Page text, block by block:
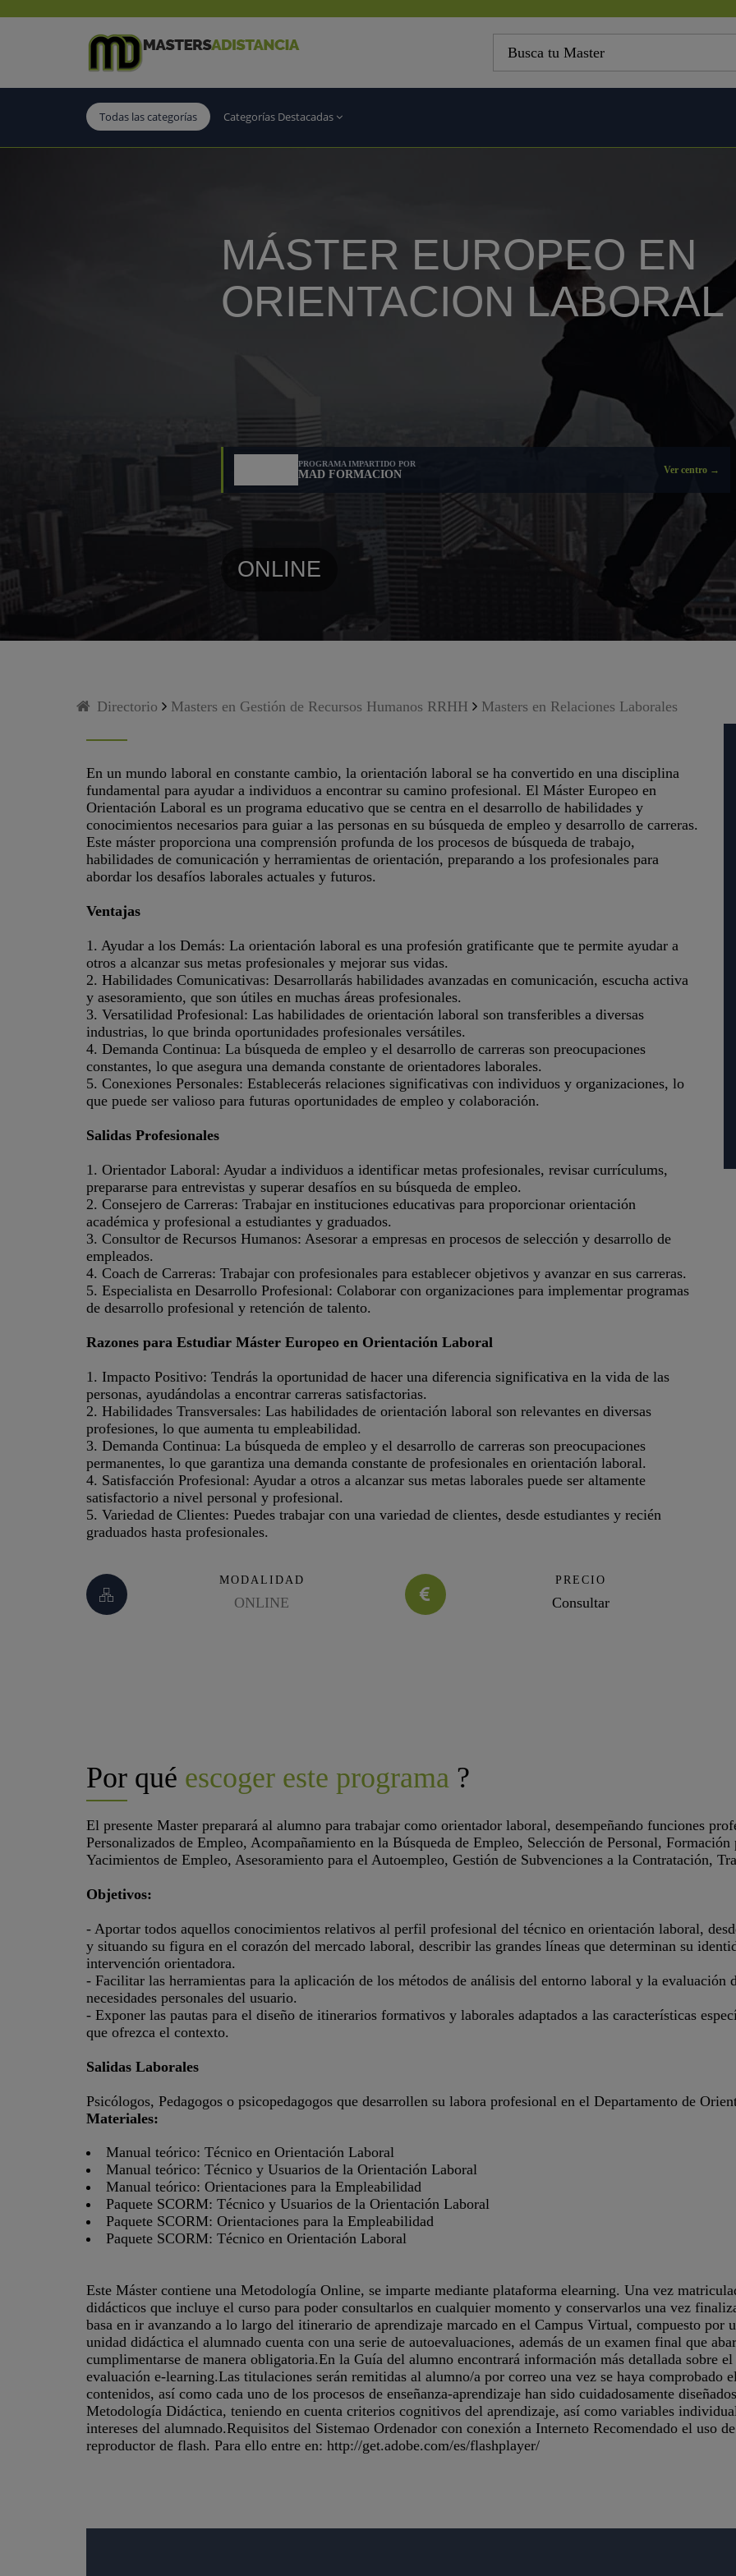
Todas las categorías Categorías Destacadas
MÁSTER EUROPEO EN
ORIENTACION LABORAL
PROGRAMA IMPARTIDO POR
MAD FORMACION Ver centro →
ONLINE
Directorio Masters en Gestión de Recursos Humanos RRHH Masters en Relaciones Laborales
En un mundo laboral en constante cambio, la orientación laboral se ha convertido en una disciplina
fundamental para ayudar a individuos a encontrar su camino profesional. El Máster Europeo en
Orientación Laboral es un programa educativo que se centra en el desarrollo de habilidades y
conocimientos necesarios para guiar a las personas en su búsqueda de empleo y desarrollo de carreras.
Este máster proporciona una comprensión profunda de los procesos de búsqueda de trabajo,
habilidades de comunicación y herramientas de orientación, preparando a los profesionales para
abordar los desafíos laborales actuales y futuros.
Ventajas
1. Ayudar a los Demás: La orientación laboral es una profesión gratificante que te permite ayudar a
otros a alcanzar sus metas profesionales y mejorar sus vidas.
2. Habilidades Comunicativas: Desarrollarás habilidades avanzadas en comunicación, escucha activa
y asesoramiento, que son útiles en muchas áreas profesionales.
3. Versatilidad Profesional: Las habilidades de orientación laboral son transferibles a diversas
industrias, lo que brinda oportunidades profesionales versátiles.
4. Demanda Continua: La búsqueda de empleo y el desarrollo de carreras son preocupaciones
constantes, lo que asegura una demanda constante de orientadores laborales.
5. Conexiones Personales: Establecerás relaciones significativas con individuos y organizaciones, lo
que puede ser valioso para futuras oportunidades de empleo y colaboración.
Salidas Profesionales
1. Orientador Laboral: Ayudar a individuos a identificar metas profesionales, revisar currículums,
prepararse para entrevistas y superar desafíos en su búsqueda de empleo.
2. Consejero de Carreras: Trabajar en instituciones educativas para proporcionar orientación
académica y profesional a estudiantes y graduados.
3. Consultor de Recursos Humanos: Asesorar a empresas en procesos de selección y desarrollo de
empleados.
4. Coach de Carreras: Trabajar con profesionales para establecer objetivos y avanzar en sus carreras.
5. Especialista en Desarrollo Profesional: Colaborar con organizaciones para implementar programas
de desarrollo profesional y retención de talento.
Razones para Estudiar Máster Europeo en Orientación Laboral
1. Impacto Positivo: Tendrás la oportunidad de hacer una diferencia significativa en la vida de las
personas, ayudándolas a encontrar carreras satisfactorias.
2. Habilidades Transversales: Las habilidades de orientación laboral son relevantes en diversas
profesiones, lo que aumenta tu empleabilidad.
3. Demanda Continua: La búsqueda de empleo y el desarrollo de carreras son preocupaciones
permanentes, lo que garantiza una demanda constante de profesionales en orientación laboral.
4. Satisfacción Profesional: Ayudar a otros a alcanzar sus metas laborales puede ser altamente
satisfactorio a nivel personal y profesional.
5. Variedad de Clientes: Puedes trabajar con una variedad de clientes, desde estudiantes y recién
graduados hasta profesionales.
MODALIDAD
ONLINE
PRECIO
Consultar
Por qué escoger este programa?
El presente Master preparará al alumno para trabajar como orientador laboral, desempeñando funciones
Personalizados de Empleo, Acompañamiento en la Búsqueda de Empleo, Selección de Personal,
Yacimientos de Empleo, Asesoramiento para el Autoempleo, Gestión de Subvenciones a la Contratación,
Objetivos:
- Aportar todos aquellos conocimientos relativos al perfil profesional del técnico en orientación laboral,
y situando su figura en el corazón del mercado laboral, describir las grandes líneas que determinan su
intervención orientadora.
- Facilitar las herramientas para la aplicación de los métodos de análisis del entorno laboral y la evaluación
necesidades personales del usuario.
- Exponer las pautas para el diseño de itinerarios formativos y laborales adaptados a las características
que ofrezca el contexto.
Salidas Laborales
Psicólogos, Pedagogos o psicopedagogos que desarrollen su labora profesional en el Departamento de
Materiales:
Manual teórico: Técnico en Orientación Laboral
Manual teórico: Técnico y Usuarios de la Orientación Laboral
Manual teórico: Orientaciones para la Empleabilidad
Paquete SCORM: Técnico y Usuarios de la Orientación Laboral
Paquete SCORM: Orientaciones para la Empleabilidad
Paquete SCORM: Técnico en Orientación Laboral
Este Máster contiene una Metodología Online, se imparte mediante plataforma elearning. Una vez
didácticos que incluye el curso para poder consultarlos en cualquier momento y conservarlos una vez
basa en ir avanzando a lo largo del itinerario de aprendizaje marcado en el Campus Virtual, compuesto por
unidad didáctica el alumnado cuenta con una serie de autoevaluaciones, además de un examen final que
cumplimentarse de manera obligatoria.En la Guía del alumno encontrará información más detallada sobre
evaluación e-learning.Las titulaciones serán remitidas al alumno/a por correo una vez se haya comprobado
contenidos, así como cada uno de los procesos de enseñanza-aprendizaje han sido cuidadosamente
Metodología Didáctica, teniendo en cuenta criterios cognitivos del aprendizaje, así como variables
intereses del alumnado.Requisitos del Sistemao Ordenador con conexión a Interneto Recomendado el uso
reproductor de flash. Para ello entre en: http://get.adobe.com/es/flashplayer/